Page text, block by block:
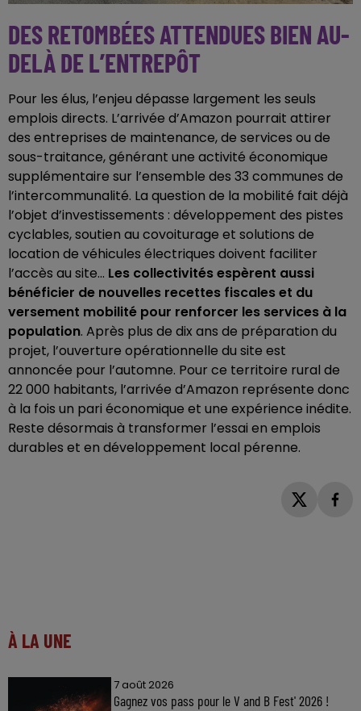
DES RETOMBÉES ATTENDUES BIEN AU-
DELÀ DE L’ENTREPÔT
Pour les élus, l’enjeu dépasse largement les seuls
emplois directs. L’arrivée d’Amazon pourrait attirer
des entreprises de maintenance, de services ou de
sous-traitance, générant une activité économique
supplémentaire sur l’ensemble des 33 communes de
l’intercommunalité. La question de la mobilité fait déjà
l’objet d’investissements : développement des pistes
cyclables, soutien au covoiturage et solutions de
location de véhicules électriques doivent faciliter
l’accès au site... Les collectivités espèrent aussi
bénéficier de nouvelles recettes fiscales et du
versement mobilité pour renforcer les services à la
population. Après plus de dix ans de préparation du
projet, l’ouverture opérationnelle du site est
annoncée pour l’automne. Pour ce territoire rural de
22 000 habitants, l’arrivée d’Amazon représente donc
à la fois un pari économique et une expérience inédite.
Reste désormais à transformer l’essai en emplois
durables et en développement local pérenne.
À LA UNE
7 août 2026
Gagnez vos pass pour le V and B Fest' 2026 !